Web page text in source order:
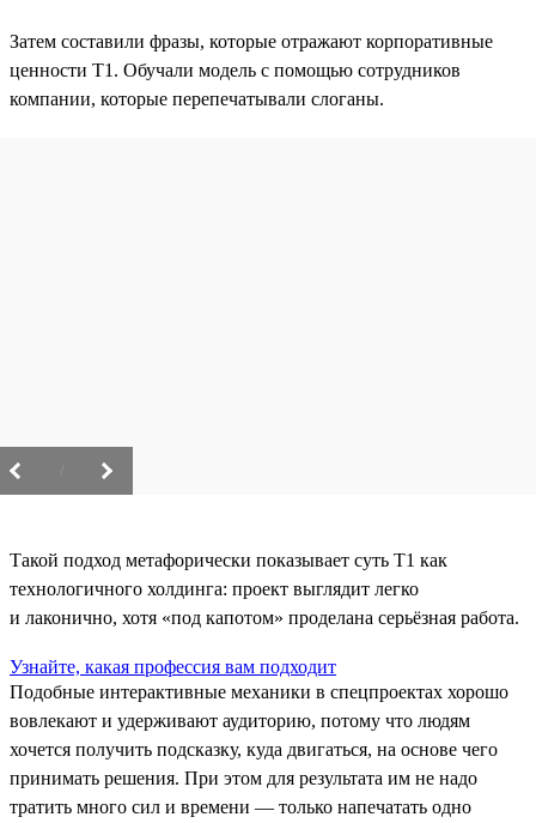
Затем составили фразы, которые отражают корпоративные
ценности T1. Обучали модель с помощью сотрудников
компании, которые перепечатывали слоганы.
Такой подход метафорически показывает суть T1 как
технологичного холдинга: проект выглядит легко
и лаконично, хотя «под капотом» проделана серьёзная работа.
Узнайте, какая профессия вам подходит
Подобные интерактивные механики в спецпроектах хорошо
вовлекают и удерживают аудиторию, потому что людям
хочется получить подсказку, куда двигаться, на основе чего
принимать решения. При этом для результата им не надо
тратить много сил и времени — только напечатать одно